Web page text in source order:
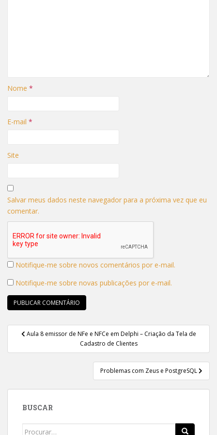
Nome *
E-mail *
Site
Salvar meus dados neste navegador para a próxima vez que eu
comentar.
Notifique-me sobre novos comentários por e-mail.
Notifique-me sobre novas publicações por e-mail.
Navegação
Post
Aula 8 emissor de NFe e NFCe em Delphi – Criação da Tela de
Cadastro de Clientes
Problemas com Zeus e PostgreSQL
BUSCAR
Search